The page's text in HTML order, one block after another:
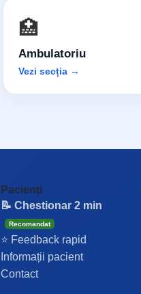
🏥
Ambulatoriu
Vezi secția →
Pacienți
📝 Chestionar 2 min
Recomandat
⭐ Feedback rapid
Informații pacient
Contact